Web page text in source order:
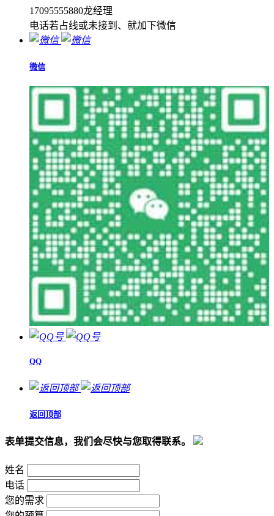
17095555880龙经理
电话若占线或未接到、就加下微信
微信
QQ
返回顶部
表单提交信息，我们会尽快与您取得联系。
姓名
电话
您的需求